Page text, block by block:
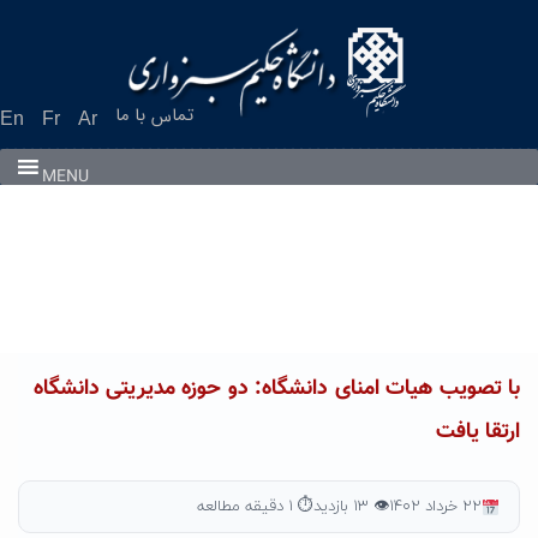
En Fr Ar تماس با ما
MENU
با تصویب هیات امنای دانشگاه: دو حوزه مدیریتی دانشگاه
ارتقا یافت
۲۲ خرداد ۱۴۰۲ 👁 ۱۳ بازدید ⏱ ۱ دقیقه مطالعه